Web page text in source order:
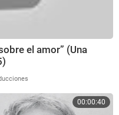
el amor” (Una
00:00:40